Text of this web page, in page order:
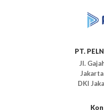
PT.
Jl.
DKI